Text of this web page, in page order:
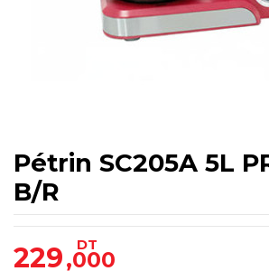
Pétrin SC205A 5L
B/R
229,000
DT